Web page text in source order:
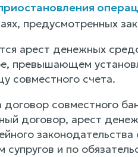
предусмотренных
арест денежных
превышающем
совместного счета.
договор совместного
договор, арест
супругов и по